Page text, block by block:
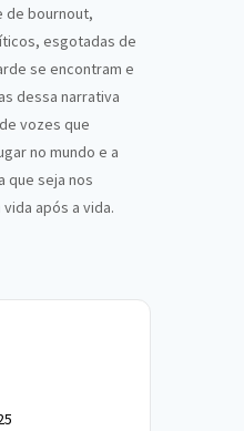
de bournout,
esgotadas de
se encontram e
dessa narrativa
vozes que
no mundo e a
que seja nos
após a vida.